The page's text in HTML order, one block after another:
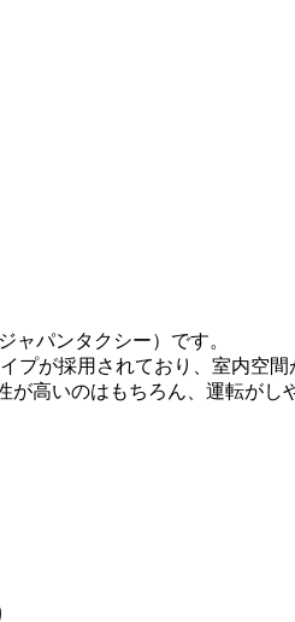
ャパンタクシー）です。
プが採用されており、室内空
高いのはもちろん、運転がし